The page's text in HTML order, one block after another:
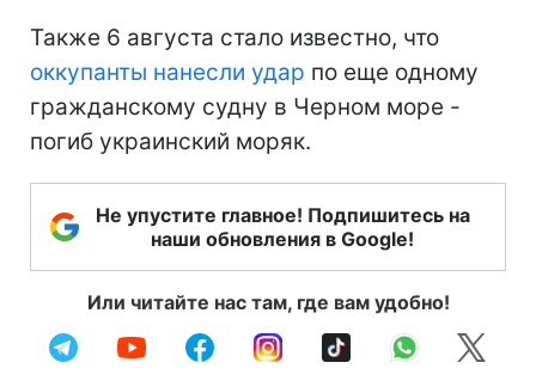
Также 6 августа стало известно, что
оккупанты нанесли удар по еще одному
гражданскому судну в Черном море -
погиб украинский моряк.
Не упустите главное! Подпишитесь на
наши обновления в Google!
Или читайте нас там, где вам удобно!